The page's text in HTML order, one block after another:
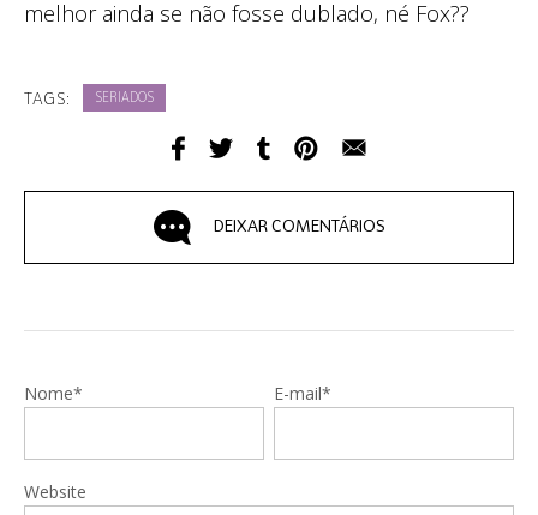
melhor ainda se não fosse dublado, né Fox??
TAGS: SERIADOS
DEIXAR COMENTÁRIOS
Nome* E-mail*
Website